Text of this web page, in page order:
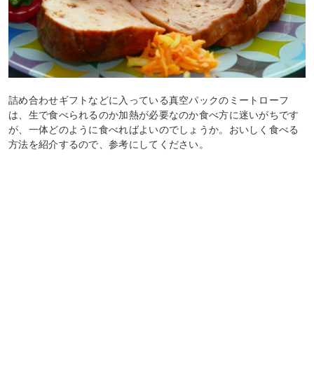
詰め合わせギフトなどに入っている真空パックのミートローフ
は、生で食べられるのか加熱が必要なのか食べ方に迷いがちです
が、一体どのように食べればよいのでしょうか。おいしく食べる
方法を紹介するので、参考にしてください。